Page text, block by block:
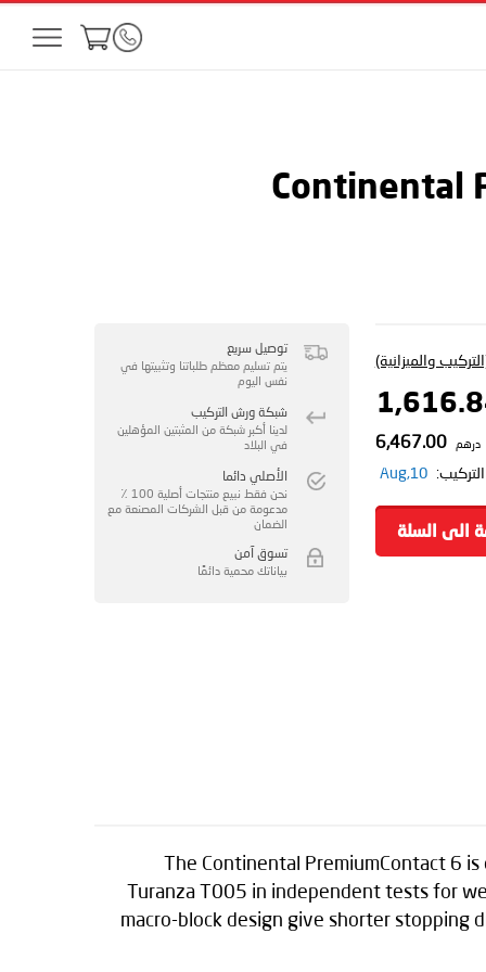
Continental
والميزانية)
درهم 6,467.00
10,Aug
الى السلة
توصيل سريع
يتم تسليم معظم طلباتنا وتثبيتها في
نفس اليوم
شبكة ورش التركيب
لدينا أكبر شبكة من المثبتين المؤهلين
في البلاد
الأصلي دائما
نحن فقط نبيع منتجات أصلية 100 ٪
مدعومة من قبل الشركات المصنعة مع
الضمان
تسوق آمن
بياناتك محمية دائمًا
The Continental PremiumContact 6
Turanza T005 in independent tests for
macro-block design give shorter stopping